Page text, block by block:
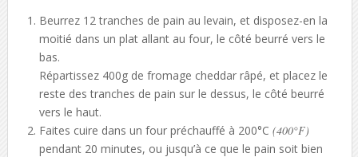
Beurrez 12 tranches de pain au levain, et disposez-en la
moitié dans un plat allant au four, le côté beurré vers le
bas.
Répartissez 400g de fromage cheddar râpé, et placez le
reste des tranches de pain sur le dessus, le côté beurré
vers le haut.
Faites cuire dans un four préchauffé à 200°C (400°F)
pendant 20 minutes, ou jusqu’à ce que le pain soit bien